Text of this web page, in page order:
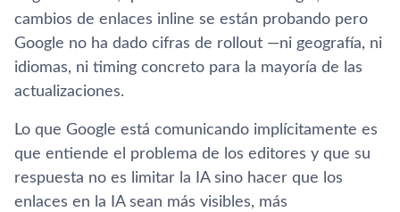
cambios de enlaces inline se están probando pero
Google no ha dado cifras de rollout —ni geografía, ni
idiomas, ni timing concreto para la mayoría de las
actualizaciones.
Lo que Google está comunicando implícitamente es
que entiende el problema de los editores y que su
respuesta no es limitar la IA sino hacer que los
enlaces en la IA sean más visibles, más